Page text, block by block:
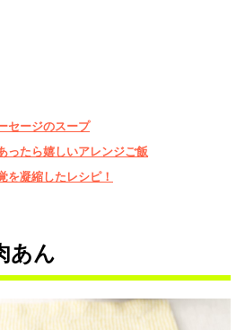
セージのスープ
ったら嬉しいアレンジご飯
を凝縮したレシピ！
あん